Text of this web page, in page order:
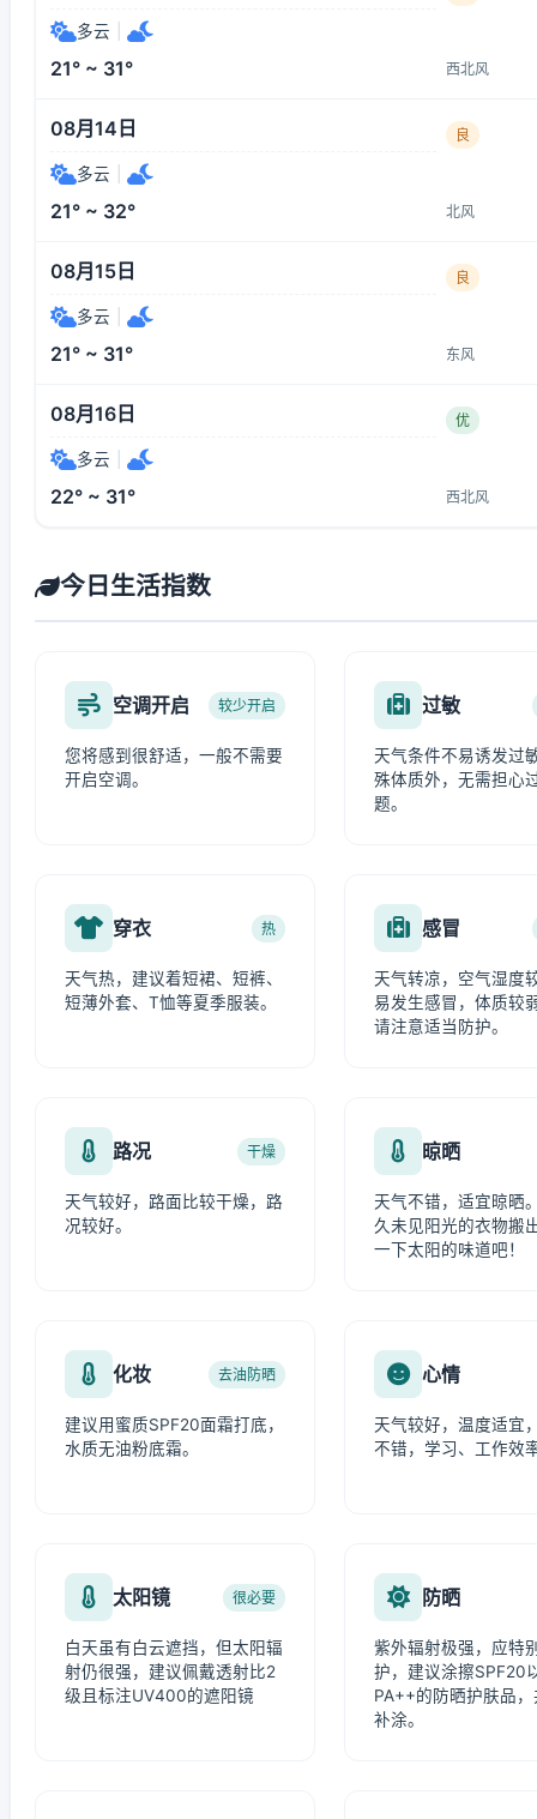
多云
21° ~ 31° 西北风
08月14日 良
多云
21° ~ 32° 北风
08月15日 良
多云
21° ~ 31° 东风
08月16日 优
多云
22° ~ 31° 西北风
今日生活指数
空调开启 较少开启
您将感到很舒适，一般不需要
开启空调。
过敏
天气条件不易诱发过
殊体质外，无需担心
题。
穿衣 热
天气热，建议着短裙、短裤、
短薄外套、T恤等夏季服装。
感冒
天气转凉，空气湿度
易发生感冒，体质较
请注意适当防护。
路况 干燥
天气较好，路面比较干燥，路
况较好。
晾晒
天气不错，适宜晾晒
久未见阳光的衣物搬
一下太阳的味道吧！
化妆 去油防晒
建议用蜜质SPF20面霜打底，
水质无油粉底霜。
心情
天气较好，温度适宜
不错，学习、工作效
太阳镜 很必要
白天虽有白云遮挡，但太阳辐
射仍很强，建议佩戴透射比2
级且标注UV400的遮阳镜
防晒
紫外辐射极强，应特
护，建议涂擦SPF20
PA++的防晒护肤品
补涂。